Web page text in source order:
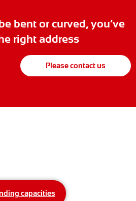
bent or curved, you’ve
right address
Please contact us
capacities